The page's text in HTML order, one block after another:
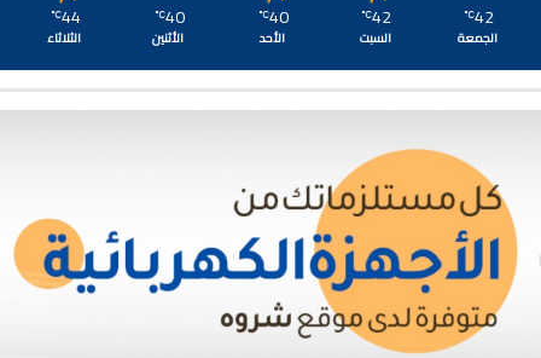
42
℃
الجمعة
42
℃
السبت
40
℃
الأحد
40
℃
الأثنين
44
℃
الثلاثاء